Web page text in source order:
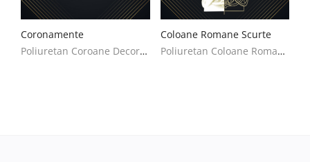
Coronamente
Poliuretan Coroane Decoratiuni Casa
Coloane Romane Scurte
Poliuretan Coloane Romane Scurte Decoratiuni Casa